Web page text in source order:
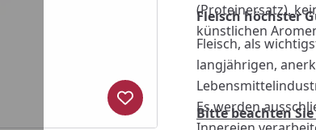
Produkt zur Wunschliste
(Proteinersatz),
künstlichen
Fleisch höchster
Fleisch, als
langjährigen,
Es werden
Bitte beachten